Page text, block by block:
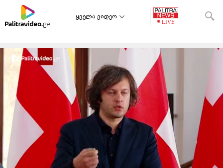
ყველა ვიდეო